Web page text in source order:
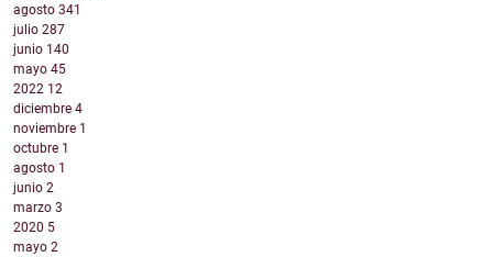
agosto 341
julio 287
junio 140
mayo 45
2022 12
diciembre 4
noviembre 1
octubre 1
agosto 1
junio 2
marzo 3
2020 5
mayo 2